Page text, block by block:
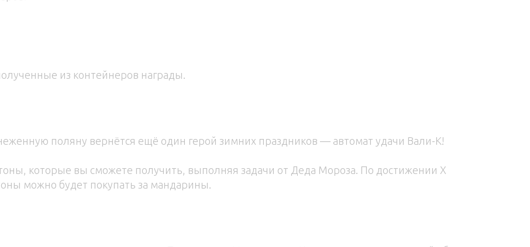
из контейнеров награды.
поляну вернётся ещё один герой зимних праздников — автомат удачи Вали-К!
которые вы сможете получить, выполняя задачи от Деда Мороза. По достижении Х
можно будет покупать за мандарины.